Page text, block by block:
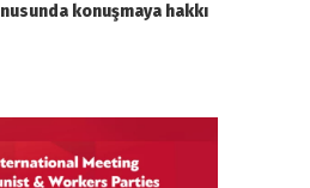
konuşmaya hakkı